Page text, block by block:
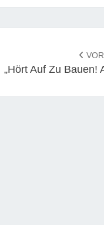
„Hört Auf Zu Bauen!